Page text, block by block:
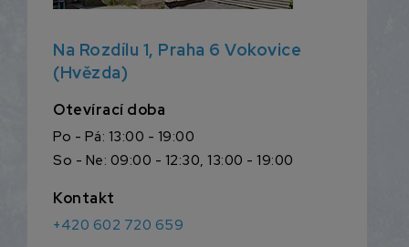
Na Rozdílu 1, Praha 6 Vokovice
(Hvězda)
Otevírací doba
Po - Pá: 13:00 - 19:00
So - Ne: 09:00 - 12:30, 13:00 - 19:00
Kontakt
+420 602 720 659